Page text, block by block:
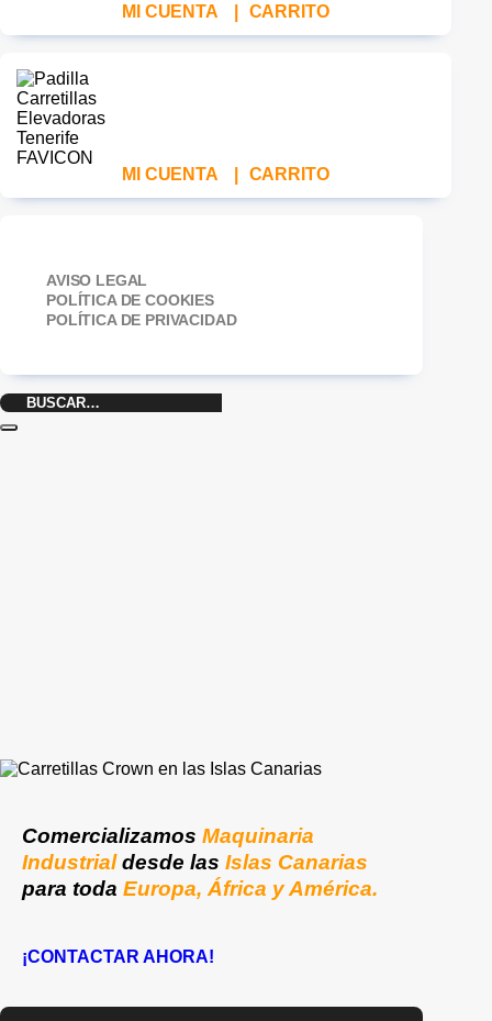
MI CUENTA
CARRITO
MI CUENTA CARRITO
AVISO LEGAL
POLÍTICA DE COOKIES
POLÍTICA DE PRIVACIDAD
Buscar
por:
Comercializamos Maquinaria
Industrialdesde las Islas Canarias
para toda Europa, África y América.
¡CONTACTAR AHORA!